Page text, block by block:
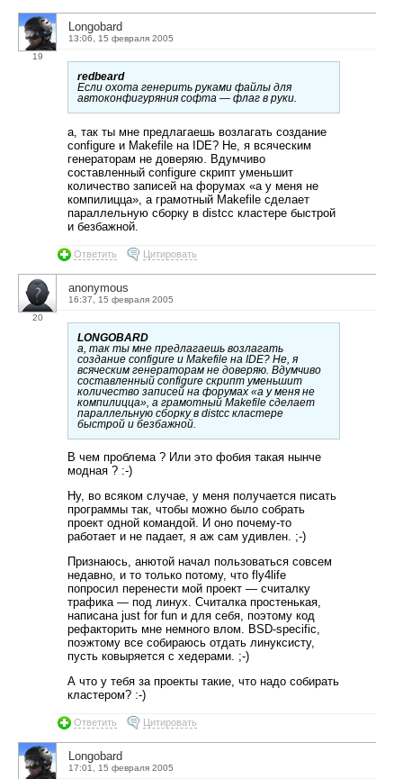
19
Longobard
13:06, 15 февраля 2005
redbeard
Если охота генерить руками файлы для
автоконфигуряния софта — флаг в руки.
а, так ты мне предлагаешь возлагать создание
configure и Makefile на IDE? Не, я всяческим
генераторам не доверяю. Вдумчиво
составленный configure скрипт уменьшит
количество записей на форумах «а у меня не
компилицца», а грамотный Makefile сделает
параллельную сборку в distcc кластере быстрой
и безбажной.
Ответить Цитировать
20
anonymous
16:37, 15 февраля 2005
LONGOBARD
а, так ты мне предлагаешь возлагать
создание configure и Makefile на IDE? Не, я
всяческим генераторам не доверяю. Вдумчиво
составленный configure скрипт уменьшит
количество записей на форумах «а у меня не
компилицца», а грамотный Makefile сделает
параллельную сборку в distcc кластере
быстрой и безбажной.
В чем проблема ? Или это фобия такая нынче
модная ? :-)
Ну, во всяком случае, у меня получается писать
программы так, чтобы можно было собрать
проект одной командой. И оно почему-то
работает и не падает, я аж сам удивлен. ;-)
Признаюсь, анютой начал пользоваться совсем
недавно, и то только потому, что fly4life
попросил перенести мой проект — считалку
трафика — под линух. Считалка простенькая,
написана just for fun и для себя, поэтому код
рефакторить мне немного влом. BSD-specific,
поэжтому все собираюсь отдать линуксисту,
пусть ковыряется с хедерами. ;-)
А что у тебя за проекты такие, что надо собирать
кластером? :-)
Ответить Цитировать
Longobard
17:01, 15 февраля 2005